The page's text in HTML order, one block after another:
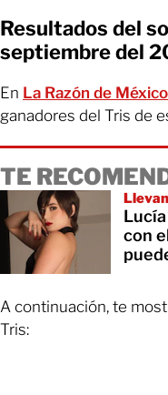
Resultados del
septiembre del
En La Razón de México
ganadores del Tris de
TE
con
A continuación, te
Tris: